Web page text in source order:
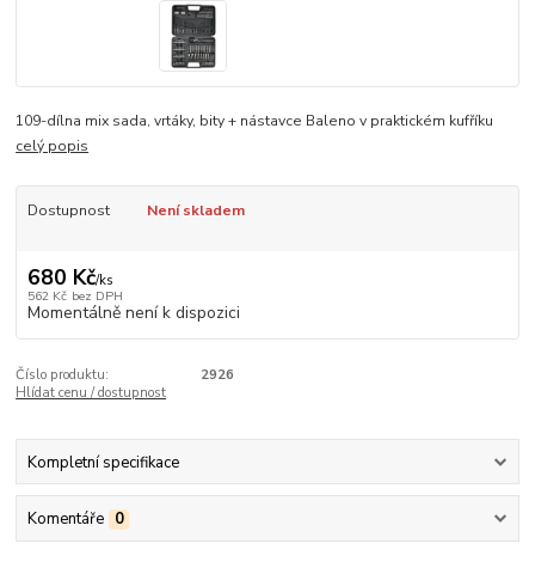
109-dílna mix sada, vrtáky, bity + nástavce Baleno v praktickém kufříku
celý popis
Dostupnost Není skladem
680 Kč/ks
562 Kč bez DPH
Momentálně není k dispozici
Číslo produktu:
2926
Hlídat cenu / dostupnost
Kompletní specifikace
Komentáře 0